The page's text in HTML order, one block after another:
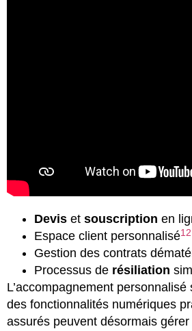
Devis et souscription en
Espace client personnalisé12
Gestion des contrats
Processus de résiliation
L’accompagnement
des fonctionnalités numériques
assurés peuvent désormais